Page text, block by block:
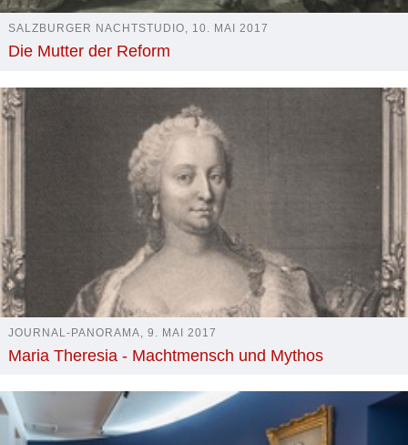
SALZBURGER NACHTSTUDIO, 10. MAI 2017
Die Mutter der Reform
JOURNAL-PANORAMA, 9. MAI 2017
Maria Theresia - Machtmensch und Mythos